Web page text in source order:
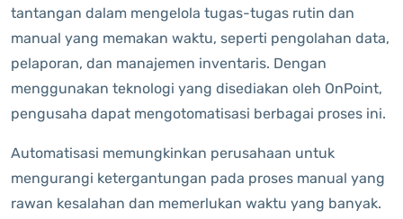
tantangan dalam mengelola tugas-tugas rutin dan
manual yang memakan waktu, seperti pengolahan data,
pelaporan, dan manajemen inventaris. Dengan
menggunakan teknologi yang disediakan oleh OnPoint,
pengusaha dapat mengotomatisasi berbagai proses ini.
Automatisasi memungkinkan perusahaan untuk
mengurangi ketergantungan pada proses manual yang
rawan kesalahan dan memerlukan waktu yang banyak.